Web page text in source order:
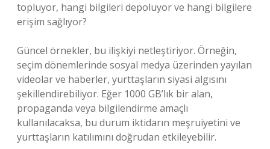
topluyor, hangi bilgileri depoluyor ve hangi bilgilere
erişim sağlıyor?
Güncel örnekler, bu ilişkiyi netleştiriyor. Örneğin,
seçim dönemlerinde sosyal medya üzerinden yayılan
videolar ve haberler, yurttaşların siyasi algısını
şekillendirebiliyor. Eğer 1000 GB’lık bir alan,
propaganda veya bilgilendirme amaçlı
kullanılacaksa, bu durum iktidarın meşruiyetini ve
yurttaşların katılımını doğrudan etkileyebilir.